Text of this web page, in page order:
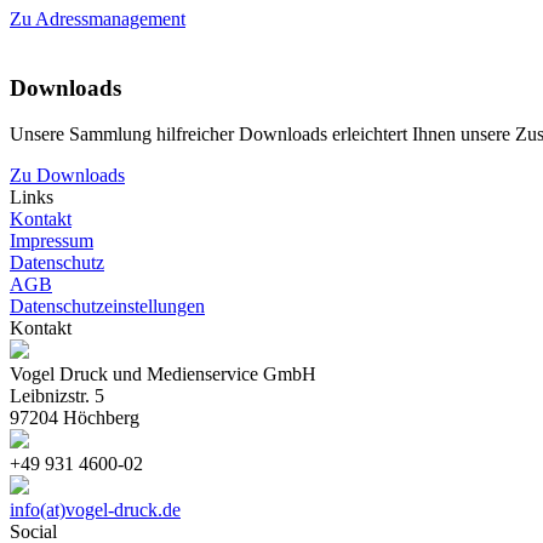
Zu Adressmanagement
Downloads
Unsere Sammlung hilfreicher Downloads erleichtert Ihnen unsere
Zu Downloads
Links
Kontakt
Impressum
Datenschutz
AGB
Datenschutzeinstellungen
Kontakt
Vogel Druck und Medienservice GmbH
Leibnizstr. 5
97204 Höchberg
+49 931 4600-02
info(at)vogel-druck.de
Social